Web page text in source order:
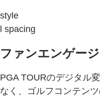
style
l spacing
ファンエンゲー
PGA TOURのデジタル
なく、ゴルフコンテン